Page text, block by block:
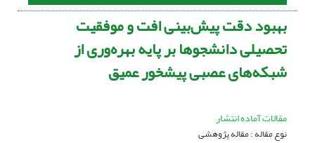
بهبود دقت پیش‌بینی افت و موفقیت
تحصیلی دانشجوها بر پایه بهره‌وری از
شبکه‌های عصبی پیشخور عمیق
مقالات آماده انتشار
نوع مقاله : مقاله پژوهشی